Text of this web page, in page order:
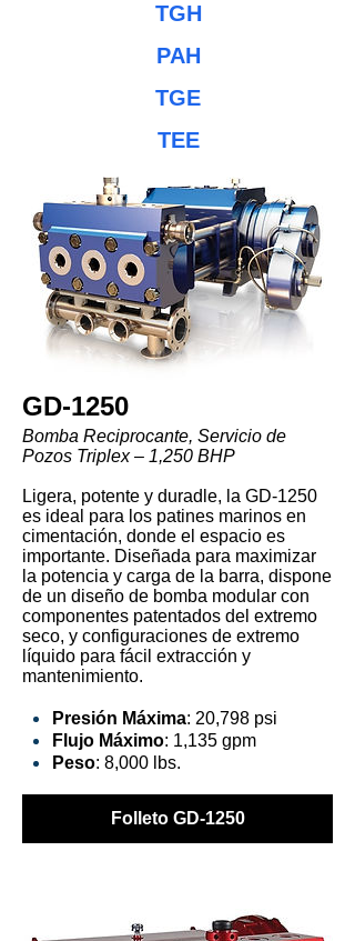
TGH
PAH
TGE
TEE
GD-1250
Bomba Reciprocante, Servicio de
Pozos Triplex – 1,250 BHP
Ligera, potente y duradle, la GD-1250
es ideal para los patines marinos en
cimentación, donde el espacio es
importante. Diseñada para maximizar
la potencia y carga de la barra, dispone
de un diseño de bomba modular con
componentes patentados del extremo
seco, y configuraciones de extremo
líquido para fácil extracción y
mantenimiento.
Presión Máxima: 20,798 psi
Flujo Máximo: 1,135 gpm
Peso: 8,000 lbs.
Folleto GD-1250